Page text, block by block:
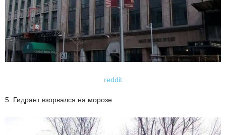
reddit
5. Гидрант взорвался на морозе